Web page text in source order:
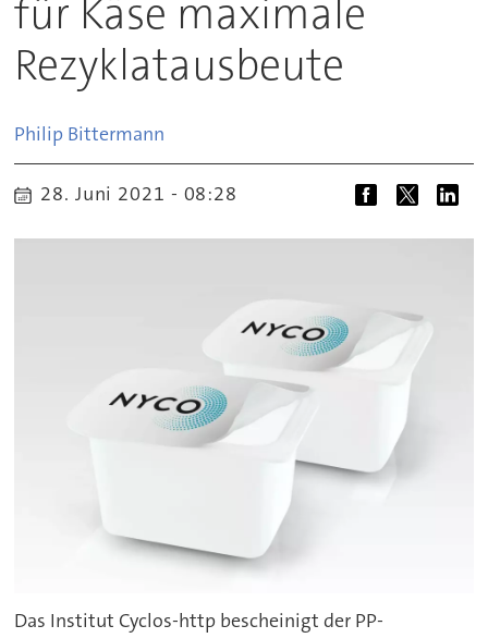
für Käse maximale
Rezyklatausbeute
Philip Bittermann
28. Juni 2021 - 08:28
Das Institut Cyclos-http bescheinigt der PP-